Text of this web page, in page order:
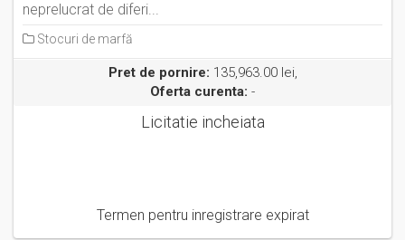
neprelucrat de diferi...
Stocuri de marfă
Pret de pornire: 135,963.00 lei,
Oferta curenta: -
Licitatie incheiata
Termen pentru inregistrare expirat